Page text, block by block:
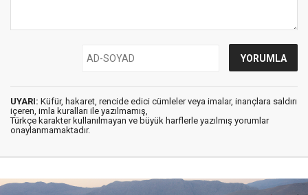
UYARI: Küfür, hakaret, rencide edici cümleler veya imalar, inançlara saldırı
içeren, imla kuralları ile yazılmamış,
Türkçe karakter kullanılmayan ve büyük harflerle yazılmış yorumlar
onaylanmamaktadır.